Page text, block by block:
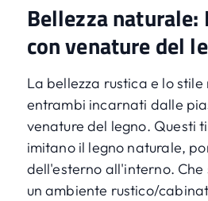
Bellezza
con venature del
La bellezza rustica e lo
entrambi incarnati dalle
venature del legno. Questi
imitano il legno naturale,
dell'esterno all'interno.
un ambiente rustico/